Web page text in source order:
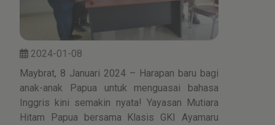
2024-01-08
Maybrat, 8 Januari 2024 – Harapan baru bagi
anak-anak Papua untuk menguasai bahasa
Inggris kini semakin nyata! Yayasan Mutiara
Hitam Papua bersama Klasis GKI Ayamaru